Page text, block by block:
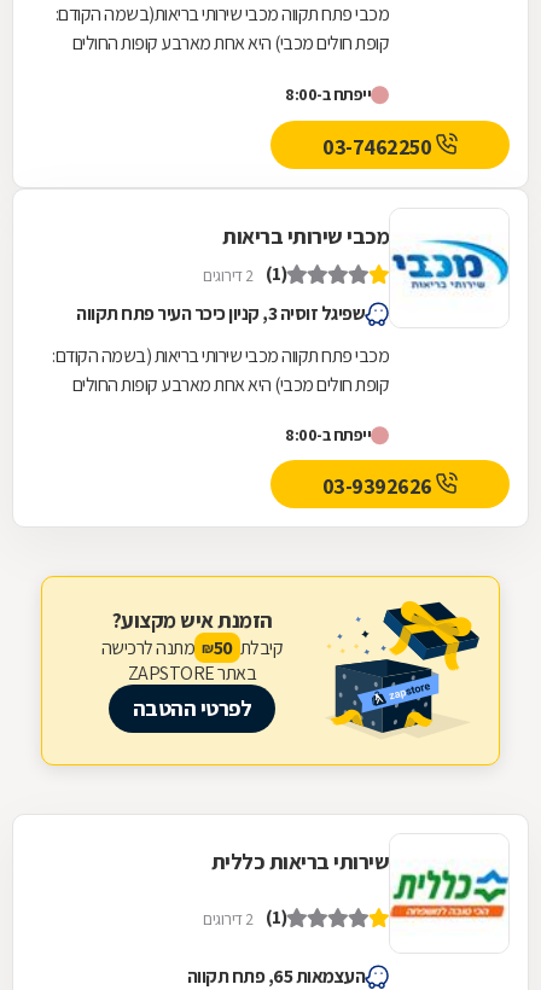
מכבי פתח תקווה מכבי שירותי בריאות(בשמה הקודם:
קופת חולים מכבי) היא אחת מארבע קופות החולים
והחלה את...
ייפתח ב-8:00
מכבי שירותי בריאות
(1) 2 דירוגים
שפיגל זוסיה 3, קניון כיכר העיר פתח תקווה
מכבי פתח תקווה מכבי שירותי בריאות (בשמה הקודם:
קופת חולים מכבי) היא אחת מארבע קופות החולים
והחלה את...
ייפתח ב-8:00
03-9392626
הזמנת איש מקצוע?
קיבלת 50
₪ מתנה לרכישה
באתר ZAPSTORE
לפרטי ההטבה
שירותי בריאות כללית
(1) 2 דירוגים
העצמאות 65, פתח תקווה